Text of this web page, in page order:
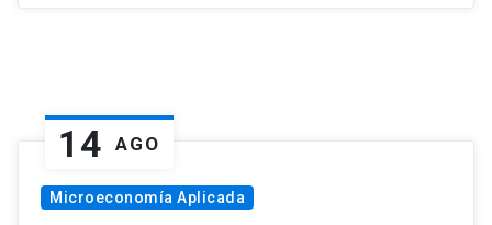
14 AGO
Microeconomía Aplicada